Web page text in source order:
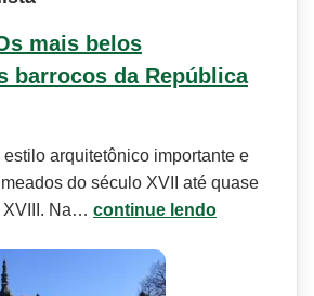
mais belos
barrocos da República
arquitetônico importante e
do século XVII até quase
XVIII. Na… continue lendo